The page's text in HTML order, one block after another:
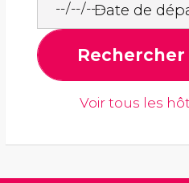
Date de
Voir tous les